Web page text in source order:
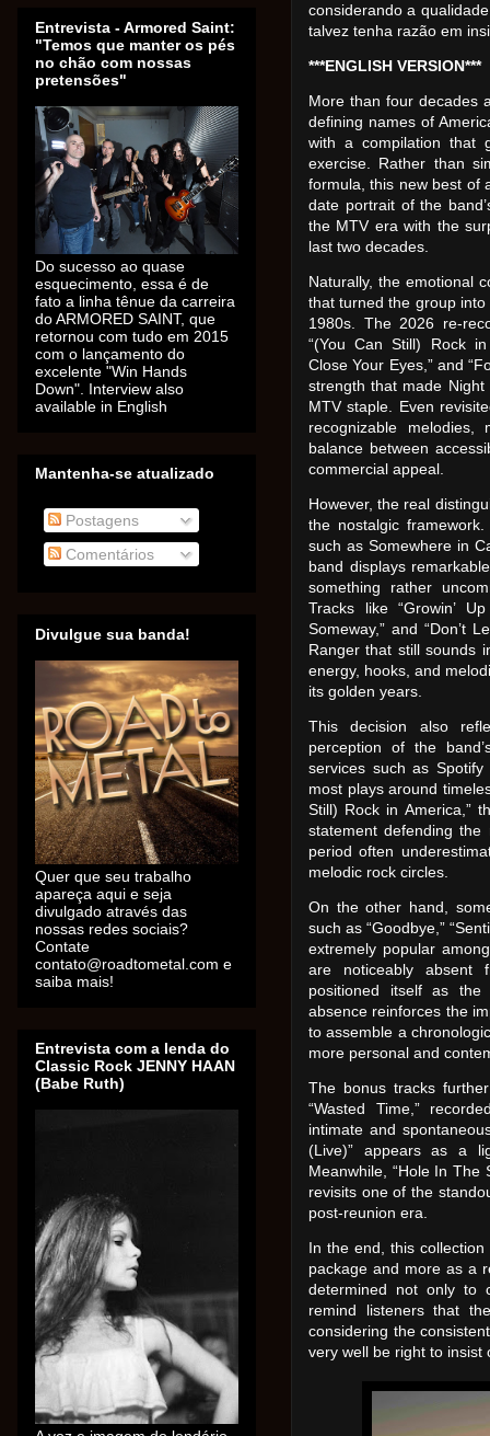
considerando a
talvez tenha razão em
***ENGLISH VERSION***
More than four decades
defining names of
with a compilation that
exercise. Rather than
formula, this new best of
date portrait of the
the MTV era with the
last two decades.
Naturally, the emotional
that turned the group
1980s. The 2026 re-
“(You Can Still) Rock in
Close Your Eyes,” and
strength that made
MTV staple. Even
recognizable melodies,
balance between
commercial appeal.
However, the real
the nostalgic
such as Somewhere in
band displays
something rather
Tracks like “Growin’
Someway,” and “Don’t
Ranger that still sounds
energy, hooks, and
its golden years.
This decision also
perception of the
services such as
most plays around
Still) Rock in America,”
statement defending
period often
melodic rock circles.
On the other hand,
such as “Goodbye,”
extremely popular
are noticeably absent
positioned itself as the
absence reinforces the
to assemble a
more personal and
The bonus tracks
“Wasted Time,”
intimate and
(Live)” appears as a
Meanwhile, “Hole In The
revisits one of the
post-reunion era.
In the end, this
package and more as a
determined not only to
remind listeners that
considering the
very well be right to insist
Entrevista - Armored Saint:
"Temos que manter os pés
no chão com nossas
pretensões"
Do sucesso ao quase
esquecimento, essa é de
fato a linha tênue da carreira
do ARMORED SAINT, que
retornou com tudo em 2015
com o lançamento do
excelente "Win Hands
Down". Interview also
available in English
Mantenha-se atualizado
Postagens
Comentários
Divulgue sua banda!
Quer que seu trabalho
apareça aqui e seja
divulgado através das
nossas redes sociais?
Contate
contato@roadtometal.com e
saiba mais!
Entrevista com a lenda do
Classic Rock JENNY HAAN
(Babe Ruth)